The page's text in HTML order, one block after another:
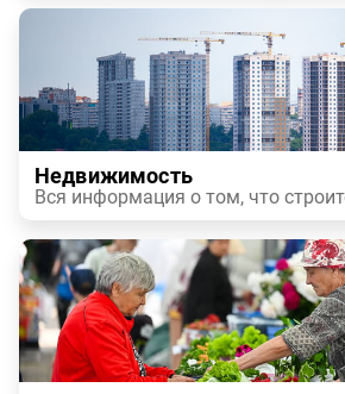
Недвижимость
Вся информация о том, что